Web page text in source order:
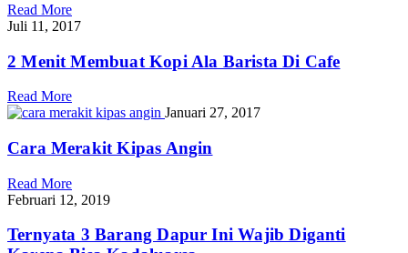
Read More
Juli 11, 2017
2 Menit Membuat Kopi Ala Barista Di Cafe
Read More
Januari 27, 2017
Cara Merakit Kipas Angin
Read More
Februari 12, 2019
Ternyata 3 Barang Dapur Ini Wajib Diganti